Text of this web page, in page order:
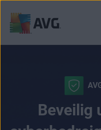
Beveilig